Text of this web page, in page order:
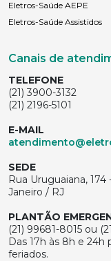
Eletros-Saúde AEPE
Eletros-Saúde Assistidos
Canais de
TELEFONE
(21) 3900-3132
(21) 2196-5101
E-MAIL
SEDE
Rua Uruguaiana,
Janeiro / RJ
PLANTÃO
(21) 99681-8015 ou
Das 17h às 8h e 24h
feriados.